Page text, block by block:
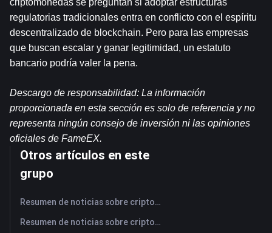
criptomonedas se preguntan si adoptar estructuras
regulatorias tradicionales entra en conflicto con el espíritu
descentralizado de blockchain. Pero para las empresas
que buscan escalar y ganar legitimidad, un estatuto
bancario podría valer la pena.
Descargo de responsabilidad: La información
proporcionada en esta sección es solo de referencia y no
representa ningún consejo de inversión ni las opiniones
oficiales de FameEX.
Otros artículos en este
grupo
Resumen de noticias sobre criptomonedas de FameEX de hoy | 5 de agosto de 2026
Resumen de noticias sobre criptomonedas de FameEX de hoy | 4 de agosto de 2026